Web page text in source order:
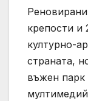
крепости и
културно-
страната,
въжен парк